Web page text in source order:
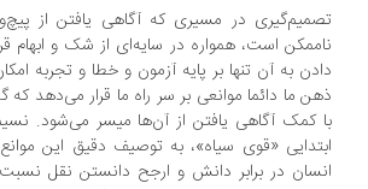
در مسیری که آگاهی یافتن از
است، همواره در سایه‌ای از شک و ابهام قرار
به آن تنها بر پایه آزمون و خطا و تجربه امکان
ما دائما موانعی بر سر راه ما قرار می‌دهد که گذشتن
کمک آگاهی یافتن از آن‌ها میسر می‌شود. نسیم
«قوی سیاه»، به توصیف دقیق این موانع
در برابر دانش و ارجح دانستن نقل نسبت به